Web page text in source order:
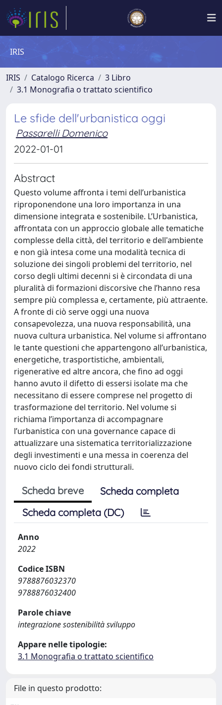
IRIS
IRIS Catalogo Ricerca
3 Libro
3.1 Monografia o trattato scientifico
Le sfide dell'urbanistica oggi
Passarelli Domenico
2022-01-01
Abstract
Questo volume affronta i temi dell’urbanistica
riproponendone una loro importanza in una
dimensione integrata e sostenibile. L’Urbanistica,
affrontata con un approccio globale alle tematiche
complesse della città, del territorio e dell'ambiente
e non già intesa come una modalità tecnica di
soluzione dei singoli problemi del territorio, nel
corso degli ultimi decenni si è circondata di una
pluralità di formazioni discorsive che l’hanno resa
sempre più complessa e, certamente, più attraente.
A fronte di ciò serve oggi una nuova
consapevolezza, una nuova responsabilità, una
nuova cultura urbanistica. Nel volume si affrontano
le tante questioni che appartengono all’urbanistica,
energetiche, trasportistiche, ambientali,
rigenerative ed altre ancora, che fino ad oggi
hanno avuto il difetto di essersi isolate ma che
necessitano di essere comprese nel progetto di
trasformazione del territorio. Nel volume si
richiama l’importanza di accompagnare
l’urbanistica con una governance capace di
attualizzare una sistematica territorializzazione
degli investimenti e una messa in coerenza del
nuovo ciclo dei fondi strutturali.
Scheda breve
Scheda completa
Scheda completa (DC)
Anno
2022
Codice ISBN
9788876032370
9788876032400
Parole chiave
integrazione sostenibilità sviluppo
Appare nelle tipologie:
3.1 Monografia o trattato scientifico
File in questo prodotto: